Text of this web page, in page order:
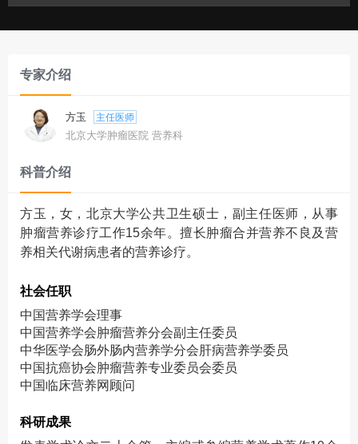
专家介绍
方玉 主任医师
北京大学肿瘤医院 营养科
科普介绍
方玉，女，北京大学公共卫生硕士，副主任医师，从事
肿瘤营养诊疗工作15余年。擅长肿瘤合并营养不良及营
养相关代谢病患者的营养诊疗。
社会任职
中国营养学会理事
中国营养学会肿瘤营养分会副主任委员
中华医学会肠外肠内营养学分会肝病营养学委员
中国抗癌协会肿瘤营养专业委员会委员
中国临床营养网顾问
科研成果